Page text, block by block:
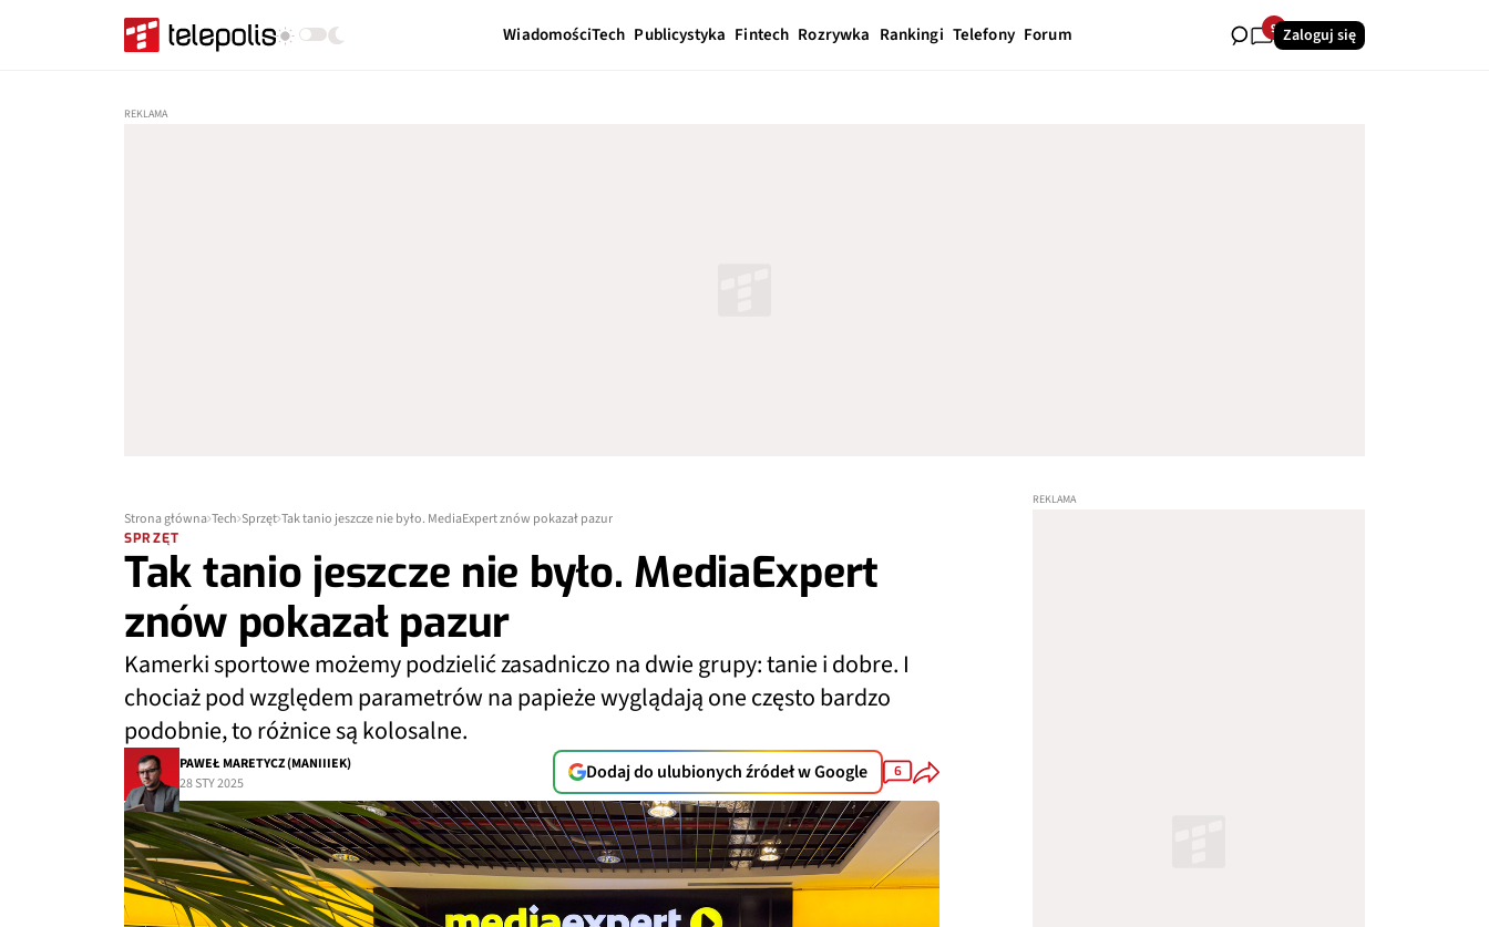
WiadomościTech Publicystyka Fintech Rozrywka Rankingi Telefony Forum 9 Zaloguj się
Strona główna Tech Sprzęt Tak tanio jeszcze nie było. MediaExpert znów pokazał pazur
SPRZĘT
Tak tanio jeszcze nie było. MediaExpert
znów pokazał pazur
Kamerki sportowe możemy podzielić zasadniczo na dwie grupy: tanie i dobre. I
chociaż pod względem parametrów na papieże wyglądają one często bardzo
podobnie, to różnice są kolosalne.
PAWEŁ MARETYCZ (MANIIIEK)
28 STY 2025
Dodaj do ulubionych źródeł w Google 6